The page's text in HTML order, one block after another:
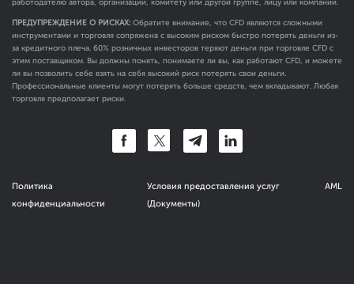
работодателю автора, организации, комитету или другой группе, лицу или компании.
ПРЕДУПРЕЖДЕНИЕ О РИСКАХ: Обратите внимание, что CFD являются сложными
инструментами и торговля сопряжена с высоким риском быстро потерять деньги из-
за кредитного плеча. 60% розничных инвесторов теряют деньги при торговле CFD с
этим поставщиком. Вы должны понять, понимаете ли вы, как работают CFD, и можете
ли вы позволить себе взять на себя высокий риск потерять свои деньги.
Профессиональные клиенты могут потерять больше средств, чем вкладывают. Любая
торговля предполагает риски.
Политика
конфиденциальности
Условия предоставления услуг
(Документы)
AML